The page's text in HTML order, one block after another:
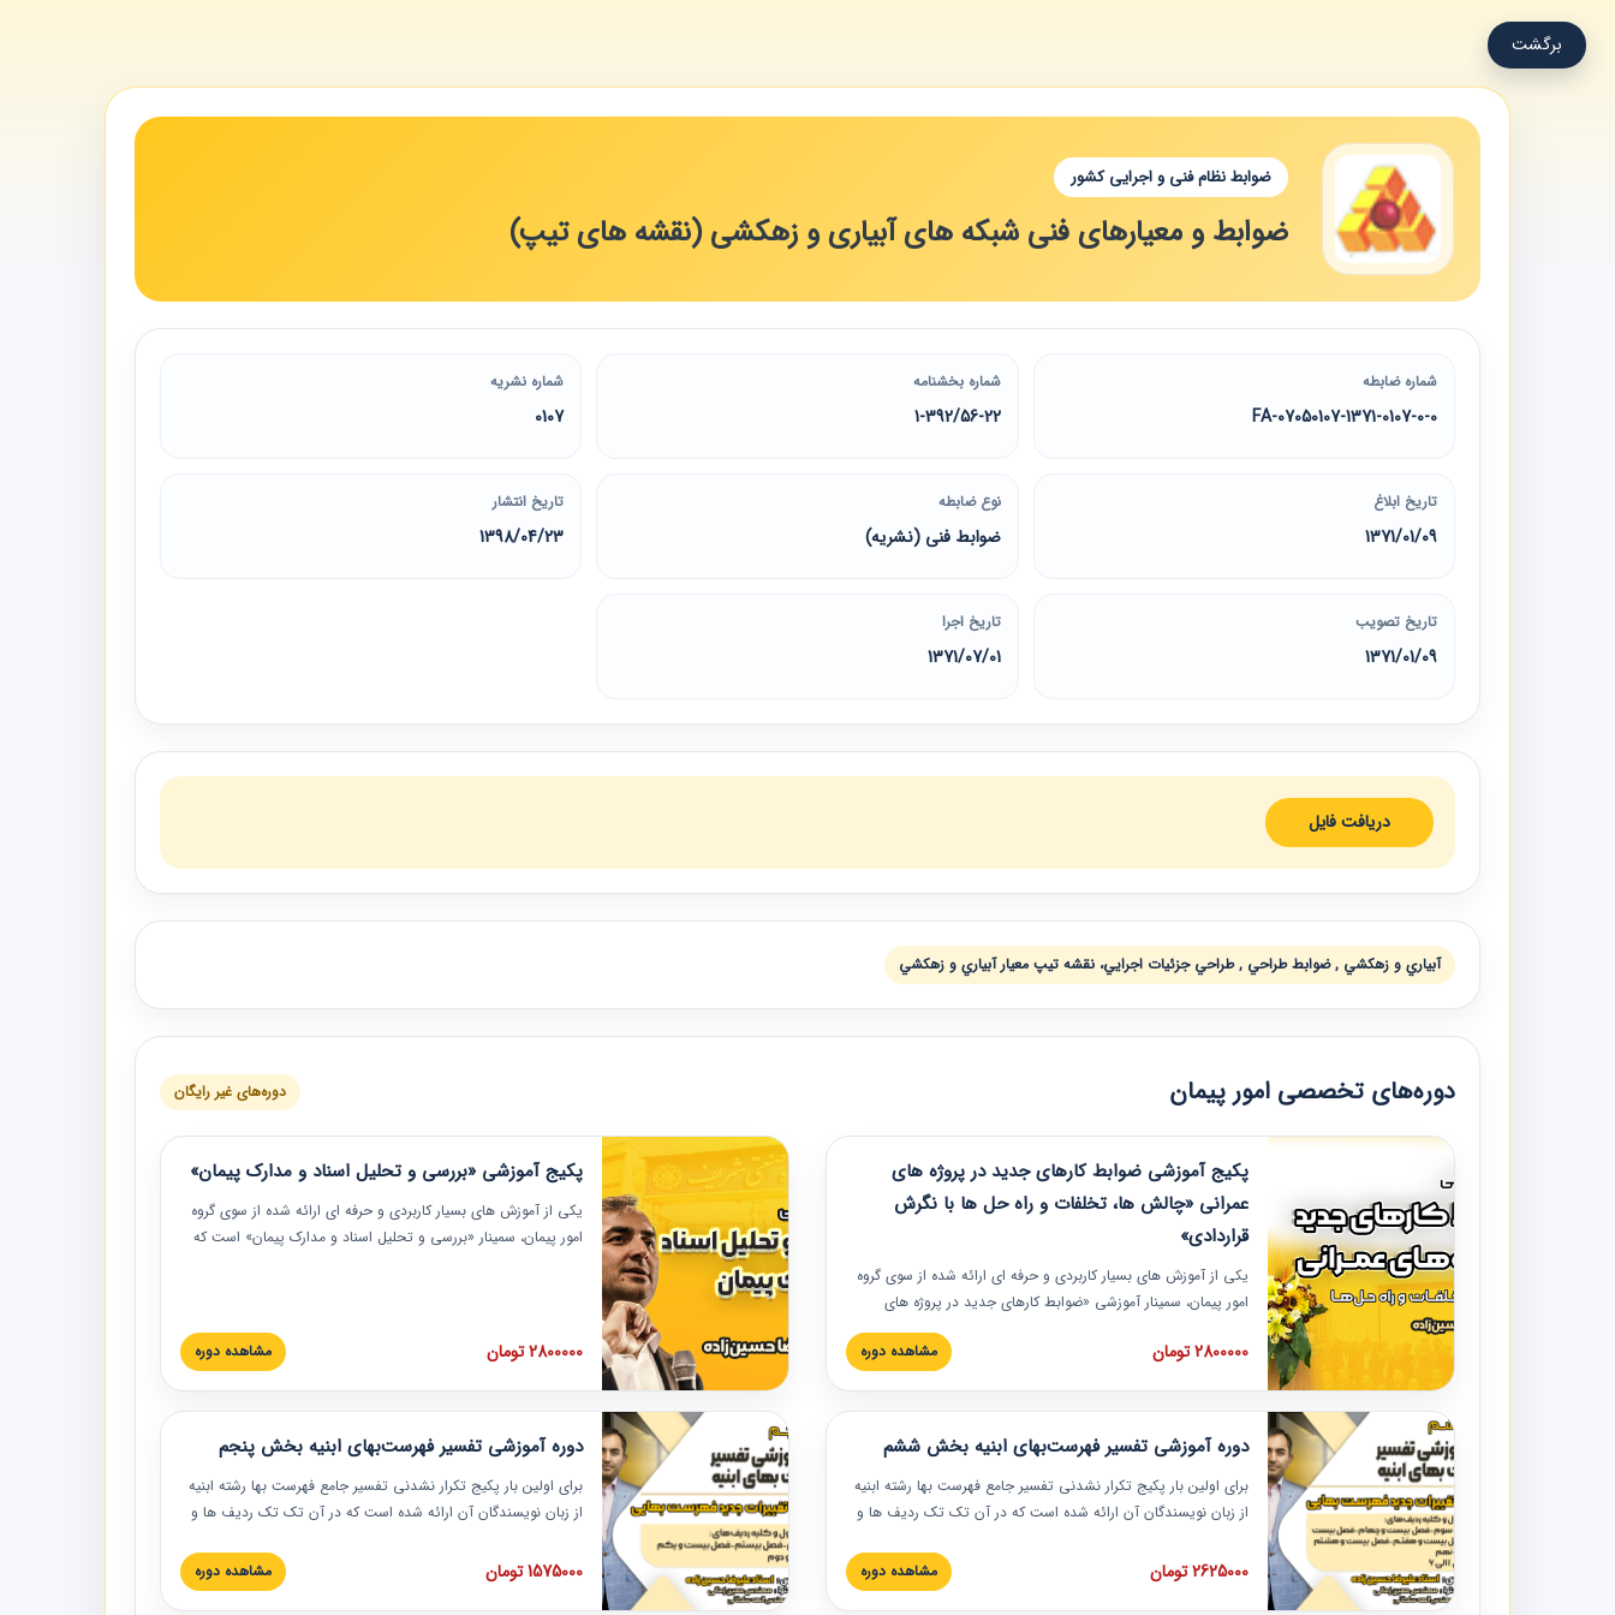
برگشت
ضوابط نظام فنی و اجرایی کشور
ضوابط و معیارهای فنی شبکه های آبیاری و زهکشی (نقشه های تیپ)
شماره ضابطه
07050107-1371-0107-0-0-FA
شماره بخشنامه
1-392/56-22
شماره نشریه
0107
تاریخ ابلاغ
1371/01/09
نوع ضابطه
ضوابط فنی (نشریه)
تاریخ انتشار
1398/04/23
تاریخ تصویب
1371/01/09
تاریخ اجرا
1371/07/01
دریافت فایل
آبياري و زهكشي , ضوابط طراحي , طراحي جزئيات اجرايي، نقشه تيپ معيار آبياري و زهكشي
دوره‌های تخصصی امور پیمان دوره‌های غیر رایگان
پکیج آموزشی ضوابط کارهای جدید در پروژه های
عمرانی «چالش ها، تخلفات و راه حل ها با نگرش
قراردادی»
یکی از آموزش‏‏‏‏‏‏ های بسیار کاربردی و حرفه‏ ای ارائه شده از سوی گروه
امور پیمان، سمینار آموزشی «ضوابط کارهای جدید در پروژه های
عمرانی» چالش ها، تخلفات و راه حل ها با نگرش قراردادی است که
در محل سندیکای شرکت های ساختمانی کشور ارائه شد. در این
به همراه تجربیات عملی ارائه شده است.
2800000 تومان مشاهده دوره
پکیج آموزشی «بررسی و تحلیل اسناد و مدارک پیمان»
یکی از آموزش‏‏‏‏‏‏ های بسیار کاربردی و حرفه‏ ای ارائه شده از سوی گروه
امور پیمان، سمینار «بررسی و تحلیل اسناد و مدارک پیمان» است که
عملی در این خصوص ارائه شده است.
2800000 تومان مشاهده دوره
دوره آموزشی تفسیر فهرست‌بهای ابنیه بخش ششم
برای اولین بار پکیج تکرار نشدنی تفسیر جامع فهرست بها رشته ابنیه
از زبان نویسندگان آن ارائه شده است که در آن تک تک ردیف ها و
تصویری بوده و به همراه تصاویر عملیات اجرایی مرتبط با ردیف های
فهرست بها ارائه شده است. این دوره با کلام مهندس
2625000 تومان مشاهده دوره
دوره آموزشی تفسیر فهرست‌بهای ابنیه بخش پنجم
برای اولین بار پکیج تکرار نشدنی تفسیر جامع فهرست بها رشته ابنیه
از زبان نویسندگان آن ارائه شده است که در آن تک تک ردیف ها و
تصویری بوده و به همراه تصاویر عملیات اجرایی مرتبط با ردیف های
فهرست بها ارائه شده است. این دوره با کلام مهندس
1575000 تومان مشاهده دوره